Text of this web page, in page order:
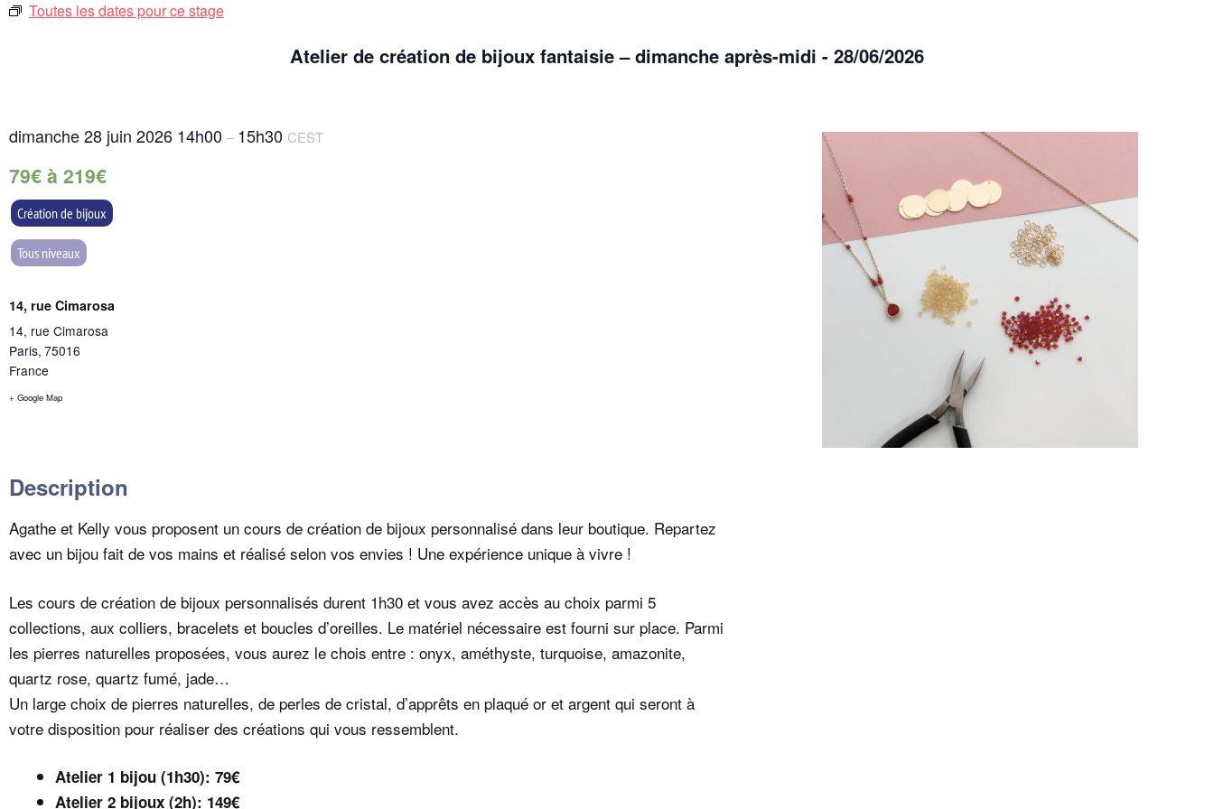
Toutes les dates pour ce stage
Atelier de création de bijoux fantaisie – dimanche après-midi - 28/06/2026
dimanche 28 juin 2026 14h00 – 15h30 CEST
79€ à 219€
Création de bijoux
Tous niveaux
14, rue Cimarosa
14, rue Cimarosa
Paris, 75016
France
+ Google Map
Description
Agathe et Kelly vous proposent un cours de création de bijoux personnalisé dans leur boutique. Repartez
avec un bijou fait de vos mains et réalisé selon vos envies ! Une expérience unique à vivre !
Les cours de création de bijoux personnalisés durent 1h30 et vous avez accès au choix parmi 5
collections, aux colliers, bracelets et boucles d’oreilles. Le matériel nécessaire est fourni sur place. Parmi
les pierres naturelles proposées, vous aurez le chois entre : onyx, améthyste, turquoise, amazonite,
quartz rose, quartz fumé, jade…
Un large choix de pierres naturelles, de perles de cristal, d’apprêts en plaqué or et argent qui seront à
votre disposition pour réaliser des créations qui vous ressemblent.
Atelier 1 bijou (1h30): 79€
Atelier 2 bijoux (2h): 149€